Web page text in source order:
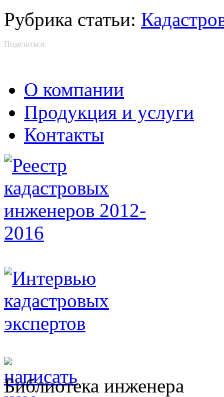
Рубрика статьи:
Поделиться:
О компании
Продукция и услуги
Контакты
Библиотека инженера